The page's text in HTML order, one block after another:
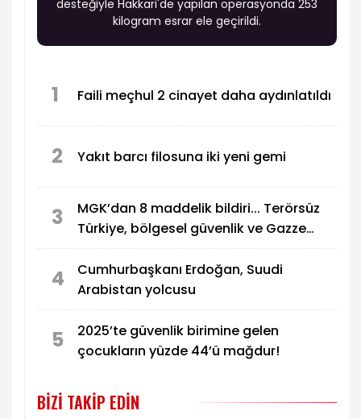
desteğiyle Hakkari'de yapılan operasyonda 253
kilogram esrar ele geçirildi.
1 Faili meçhul 2 cinayet daha aydınlatıldı
2 Yakıt barcı filosuna iki yeni gemi
3
MGK’dan 8 maddelik bildiri... Terörsüz
Türkiye, bölgesel güvenlik ve Gazze
4
Cumhurbaşkanı Erdoğan, Suudi
Arabistan yolcusu
5
2025’te güvenlik birimine gelen
çocukların yüzde 44’ü mağdur!
BIZI TAKIP EDIN